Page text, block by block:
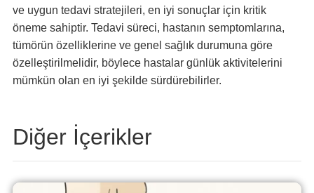
ve uygun tedavi stratejileri, en iyi sonuçlar için kritik
öneme sahiptir. Tedavi süreci, hastanın semptomlarına,
tümörün özelliklerine ve genel sağlık durumuna göre
özelleştirilmelidir, böylece hastalar günlük aktivitelerini
mümkün olan en iyi şekilde sürdürebilirler.
Diğer İçerikler